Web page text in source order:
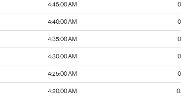
4:45:00 AM
4:40:00 AM
4:35:00 AM
4:30:00 AM
4:25:00 AM
4:20:00 AM